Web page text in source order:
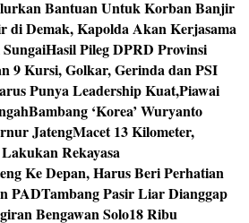
Bantuan Untuk Korban Banjir
di Demak, Kapolda Akan Kerjasama
Hasil Pileg DPRD Provinsi
9 Kursi, Golkar, Gerinda dan PSI
Punya Leadership Kuat,Piawai
Bambang ‘Korea’ Wuryanto
JatengMacet 13 Kilometer,
Rekayasa
Ke Depan, Harus Beri Perhatian
PADTambang Pasir Liar Dianggap
Bengawan Solo18 Ribu